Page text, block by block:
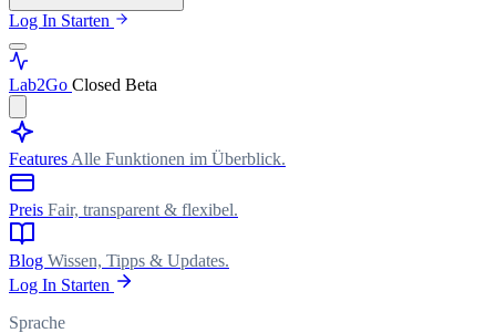
Log In Starten
Lab2Go Closed Beta
Features Alle Funktionen im Überblick.
Preis Fair, transparent & flexibel.
Blog Wissen, Tipps & Updates.
Log In Starten
Sprache